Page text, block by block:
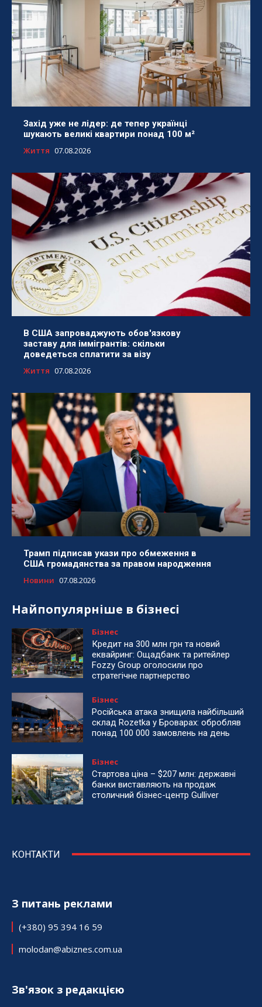
Захід уже не лідер: де тепер українці
шукають великі квартири понад 100 м²
Життя 07.08.2026
В США запроваджують обов'язкову
заставу для іммігрантів: скільки
доведеться сплатити за візу
Життя 07.08.2026
Трамп підписав укази про обмеження в
США громадянства за правом народження
Новини 07.08.2026
Найпопулярніше в бізнесі
Бізнес
Кредит на 300 млн грн та новий
еквайринг: Ощадбанк та ритейлер
Fozzy Group оголосили про
стратегічне партнерство
Бізнес
Російська атака знищила найбільший
склад Rozetka у Броварах: обробляв
понад 100 000 замовлень на день
Бізнес
Стартова ціна – $207 млн: державні
банки виставляють на продаж
столичний бізнес-центр Gulliver
КОНТАКТИ
З питань реклами
(+380) 95 394 16 59
molodan@abiznes.com.ua
Зв'язок з редакцією